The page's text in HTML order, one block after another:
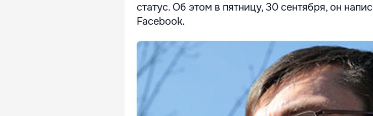
статус. Об этом в пятницу, 30 сентября, он
Facebook.